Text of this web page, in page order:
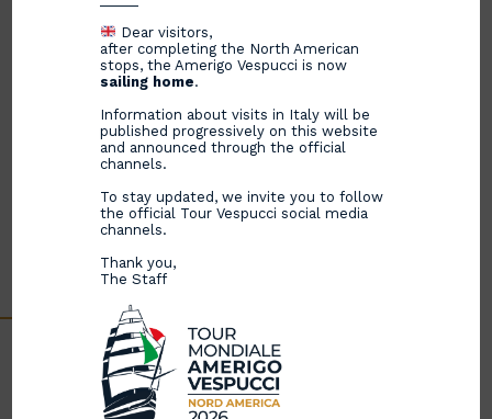
Chiusura spettacolare del Tour insieme all’orchestra
Dear visitors,
after completing the North American
stops, the Amerigo Vespucci is now
sailing home.
Information about visits in Italy will be
published progressively on this website
and announced through the official
channels.
To stay updated, we invite you to follow
the official Tour Vespucci social media
channels.
Thank you,
The Staff